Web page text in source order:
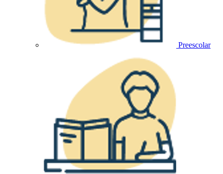
Preescolar